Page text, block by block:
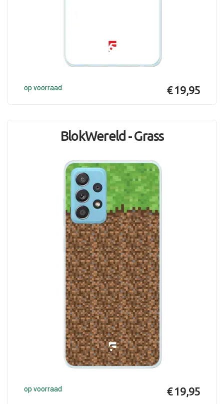
op voorraad € 19,95
BlokWereld - Grass
op voorraad € 19,95